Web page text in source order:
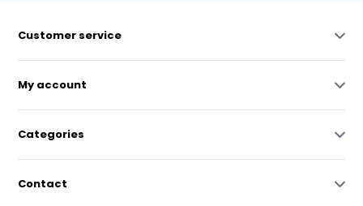
Customer service
My account
Categories
Contact